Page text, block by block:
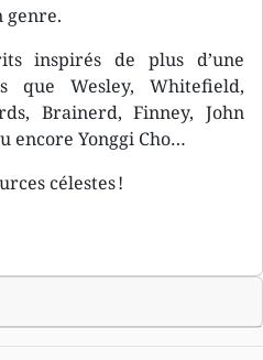
genre.
inspirés de plus d’une
que Wesley, Whitefield,
Brainerd, Finney, John
encore Yonggi Cho…
célestes !